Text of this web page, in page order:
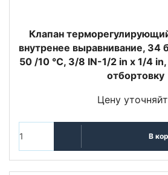
Клапан
внутренее выравнивание, 34
50 /10 °C, 3/8 IN-1/2 in x 1/4
отбортовку
Цену
В